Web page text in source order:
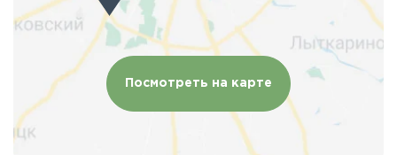
Посмотреть на карте